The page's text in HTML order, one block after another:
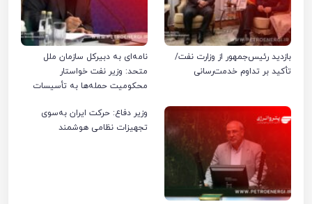
بازدید رئیس‌جمهور از وزارت نفت/
تأکید بر تداوم خدمت‌رسانی
نامه‌ای به دبیرکل سازمان ملل
متحد: وزیر نفت خواستار
محکومیت حمله‌ها به تأسیسات
وزیر دفاع: حرکت ایران به‌سوی
تجهیزات نظامی هوشمند